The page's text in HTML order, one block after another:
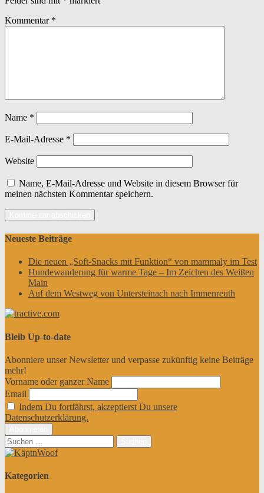
Kommentar *
Name *
E-Mail-Adresse *
Website
Name, E-Mail-Adresse und Website in diesem Browser für
meinen nächsten Kommentar speichern.
Neueste Beiträge
Die neuen „Soft-Snacks mit Funktion“ von mammaly im Test
Hundewanderung für warme Tage – Im Zeichen des Weißen
Main
Auf dem Westweg von Untersteinach nach Immenreuth
Bleib Up-to-date
Abonniere unser Newsletter und verpasse zukünftig keine Beiträge
mehr!
Vorname oder ganzer Name
Email
Indem Du fortfährst, akzeptierst Du unsere
Datenschutzerklärung.
Suchen
nach:
Kategorien